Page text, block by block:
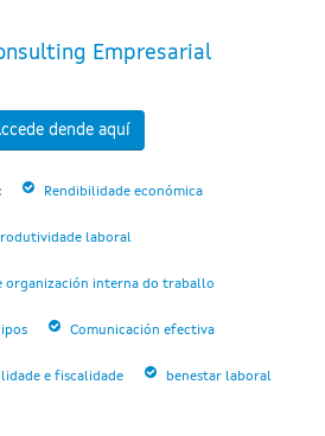
Empresarial
dende aquí
Rendibilidade económica
laboral
organización interna do traballo
Comunicación efectiva
e fiscalidade benestar laboral